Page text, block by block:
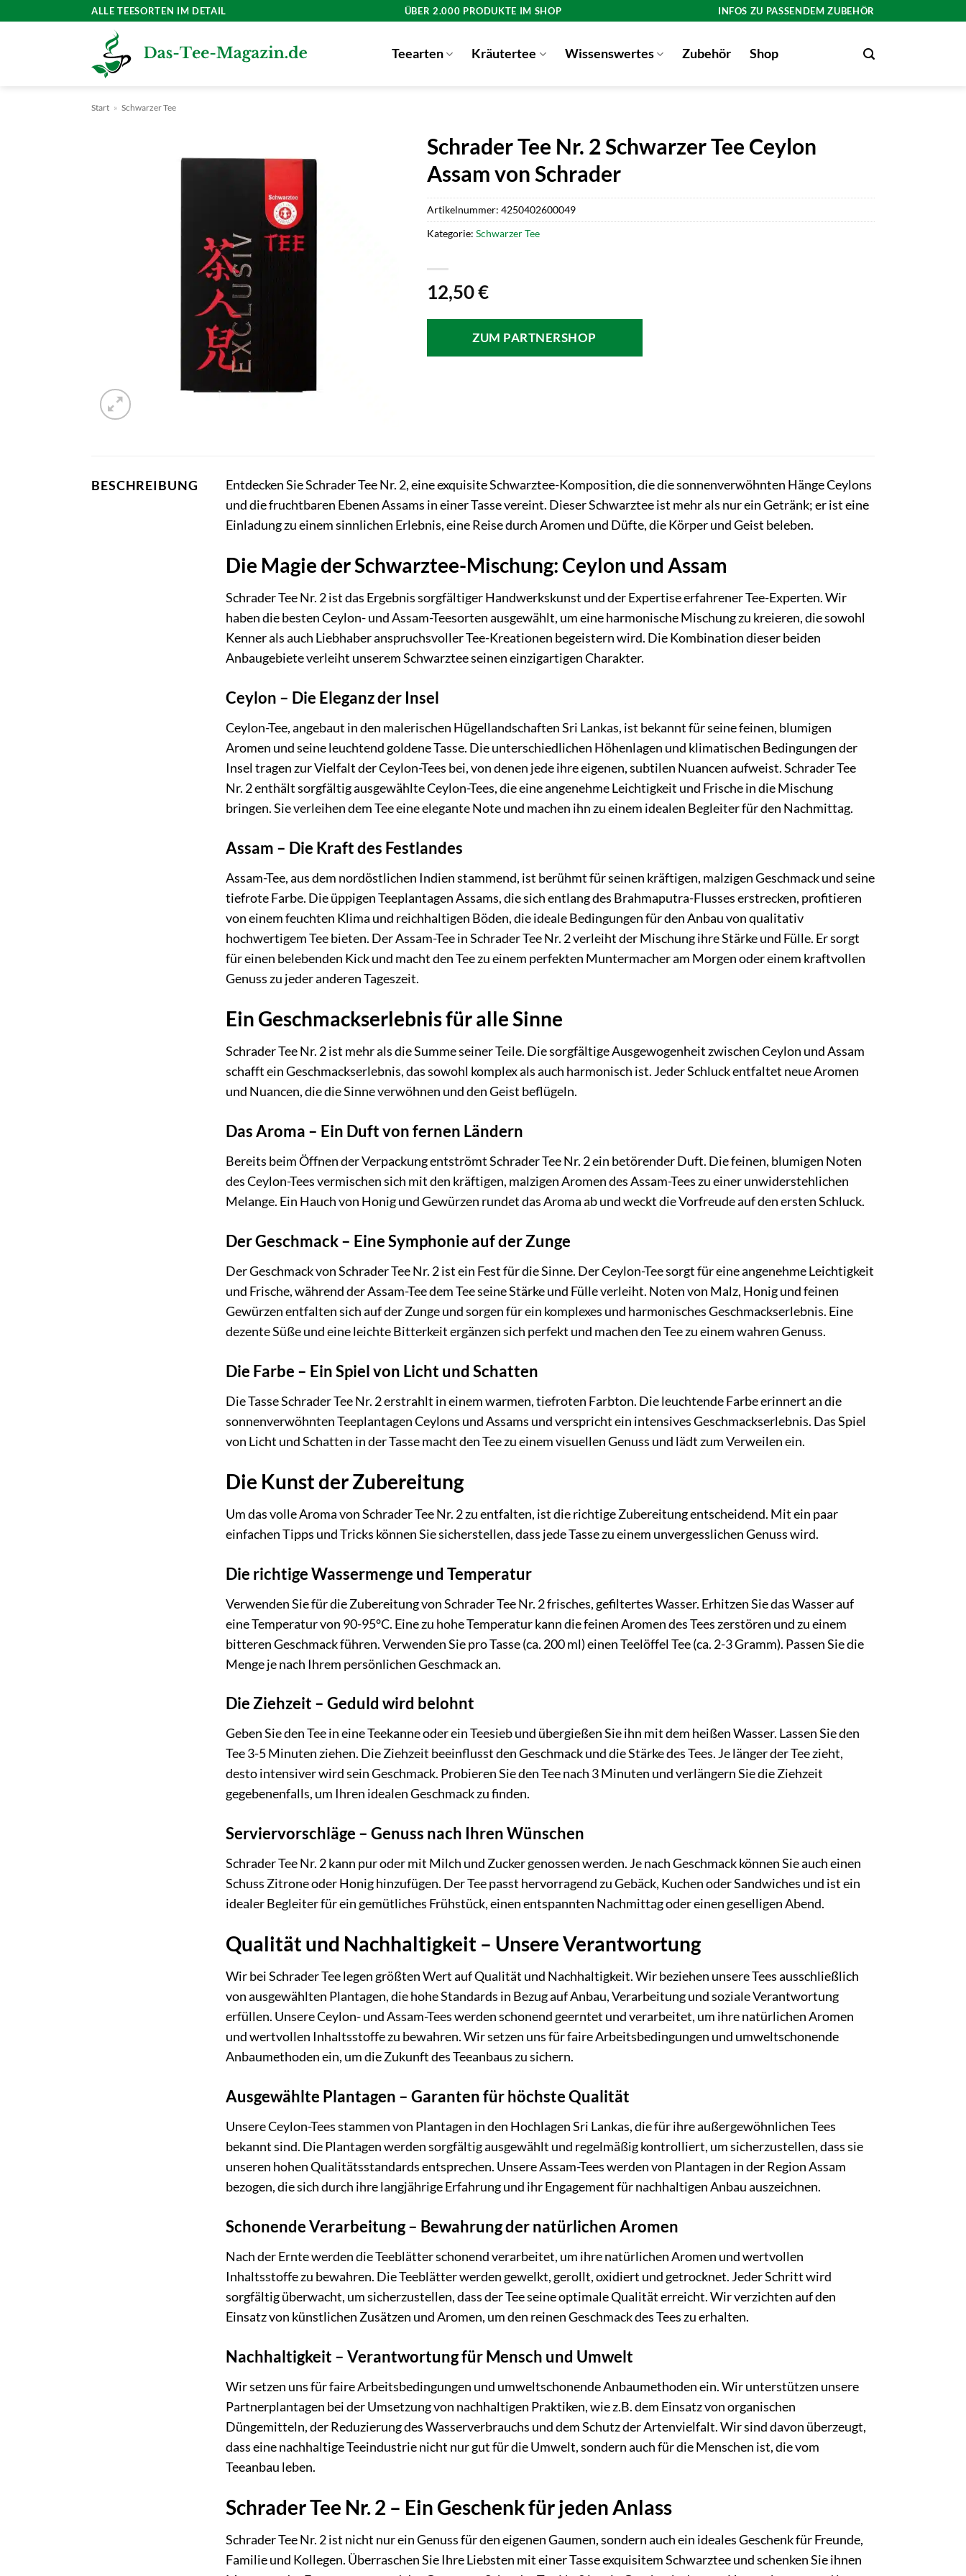
ALLE TEESORTEN IM DETAIL ÜBER 2.000 PRODUKTE IM SHOP INFOS ZU PASSENDEM ZUBEHÖR
Teearten Kräutertee Wissenswertes Zubehör Shop
Start » Schwarzer Tee
Schrader Tee Nr. 2 Schwarzer Tee Ceylon
Assam von Schrader
12,50€
ZUM PARTNERSHOP
Artikelnummer: 4250402600049
Kategorie: Schwarzer Tee
BESCHREIBUNG
Entdecken Sie Schrader Tee Nr. 2, eine exquisite Schwarztee-Komposition, die die sonnenverwöhnten Hänge Ceylons
und die fruchtbaren Ebenen Assams in einer Tasse vereint. Dieser Schwarztee ist mehr als nur ein Getränk; er ist eine
Einladung zu einem sinnlichen Erlebnis, eine Reise durch Aromen und Düfte, die Körper und Geist beleben.
Die Magie der Schwarztee-Mischung: Ceylon und Assam
Schrader Tee Nr. 2 ist das Ergebnis sorgfältiger Handwerkskunst und der Expertise erfahrener Tee-Experten. Wir
haben die besten Ceylon- und Assam-Teesorten ausgewählt, um eine harmonische Mischung zu kreieren, die sowohl
Kenner als auch Liebhaber anspruchsvoller Tee-Kreationen begeistern wird. Die Kombination dieser beiden
Anbaugebiete verleiht unserem Schwarztee seinen einzigartigen Charakter.
Ceylon – Die Eleganz der Insel
Ceylon-Tee, angebaut in den malerischen Hügellandschaften Sri Lankas, ist bekannt für seine feinen, blumigen
Aromen und seine leuchtend goldene Tasse. Die unterschiedlichen Höhenlagen und klimatischen Bedingungen der
Insel tragen zur Vielfalt der Ceylon-Tees bei, von denen jede ihre eigenen, subtilen Nuancen aufweist. Schrader Tee
Nr. 2 enthält sorgfältig ausgewählte Ceylon-Tees, die eine angenehme Leichtigkeit und Frische in die Mischung
bringen. Sie verleihen dem Tee eine elegante Note und machen ihn zu einem idealen Begleiter für den Nachmittag.
Assam – Die Kraft des Festlandes
Assam-Tee, aus dem nordöstlichen Indien stammend, ist berühmt für seinen kräftigen, malzigen Geschmack und seine
tiefrote Farbe. Die üppigen Teeplantagen Assams, die sich entlang des Brahmaputra-Flusses erstrecken, profitieren
von einem feuchten Klima und reichhaltigen Böden, die ideale Bedingungen für den Anbau von qualitativ
hochwertigem Tee bieten. Der Assam-Tee in Schrader Tee Nr. 2 verleiht der Mischung ihre Stärke und Fülle. Er sorgt
für einen belebenden Kick und macht den Tee zu einem perfekten Muntermacher am Morgen oder einem kraftvollen
Genuss zu jeder anderen Tageszeit.
Ein Geschmackserlebnis für alle Sinne
Schrader Tee Nr. 2 ist mehr als die Summe seiner Teile. Die sorgfältige Ausgewogenheit zwischen Ceylon und Assam
schafft ein Geschmackserlebnis, das sowohl komplex als auch harmonisch ist. Jeder Schluck entfaltet neue Aromen
und Nuancen, die die Sinne verwöhnen und den Geist beflügeln.
Das Aroma – Ein Duft von fernen Ländern
Bereits beim Öffnen der Verpackung entströmt Schrader Tee Nr. 2 ein betörender Duft. Die feinen, blumigen Noten
des Ceylon-Tees vermischen sich mit den kräftigen, malzigen Aromen des Assam-Tees zu einer unwiderstehlichen
Melange. Ein Hauch von Honig und Gewürzen rundet das Aroma ab und weckt die Vorfreude auf den ersten Schluck.
Der Geschmack – Eine Symphonie auf der Zunge
Der Geschmack von Schrader Tee Nr. 2 ist ein Fest für die Sinne. Der Ceylon-Tee sorgt für eine angenehme Leichtigkeit
und Frische, während der Assam-Tee dem Tee seine Stärke und Fülle verleiht. Noten von Malz, Honig und feinen
Gewürzen entfalten sich auf der Zunge und sorgen für ein komplexes und harmonisches Geschmackserlebnis. Eine
dezente Süße und eine leichte Bitterkeit ergänzen sich perfekt und machen den Tee zu einem wahren Genuss.
Die Farbe – Ein Spiel von Licht und Schatten
Die Tasse Schrader Tee Nr. 2 erstrahlt in einem warmen, tiefroten Farbton. Die leuchtende Farbe erinnert an die
sonnenverwöhnten Teeplantagen Ceylons und Assams und verspricht ein intensives Geschmackserlebnis. Das Spiel
von Licht und Schatten in der Tasse macht den Tee zu einem visuellen Genuss und lädt zum Verweilen ein.
Die Kunst der Zubereitung
Um das volle Aroma von Schrader Tee Nr. 2 zu entfalten, ist die richtige Zubereitung entscheidend. Mit ein paar
einfachen Tipps und Tricks können Sie sicherstellen, dass jede Tasse zu einem unvergesslichen Genuss wird.
Die richtige Wassermenge und Temperatur
Verwenden Sie für die Zubereitung von Schrader Tee Nr. 2 frisches, gefiltertes Wasser. Erhitzen Sie das Wasser auf
eine Temperatur von 90-95°C. Eine zu hohe Temperatur kann die feinen Aromen des Tees zerstören und zu einem
bitteren Geschmack führen. Verwenden Sie pro Tasse (ca. 200 ml) einen Teelöffel Tee (ca. 2-3 Gramm). Passen Sie die
Menge je nach Ihrem persönlichen Geschmack an.
Die Ziehzeit – Geduld wird belohnt
Geben Sie den Tee in eine Teekanne oder ein Teesieb und übergießen Sie ihn mit dem heißen Wasser. Lassen Sie den
Tee 3-5 Minuten ziehen. Die Ziehzeit beeinflusst den Geschmack und die Stärke des Tees. Je länger der Tee zieht,
desto intensiver wird sein Geschmack. Probieren Sie den Tee nach 3 Minuten und verlängern Sie die Ziehzeit
gegebenenfalls, um Ihren idealen Geschmack zu finden.
Serviervorschläge – Genuss nach Ihren Wünschen
Schrader Tee Nr. 2 kann pur oder mit Milch und Zucker genossen werden. Je nach Geschmack können Sie auch einen
Schuss Zitrone oder Honig hinzufügen. Der Tee passt hervorragend zu Gebäck, Kuchen oder Sandwiches und ist ein
idealer Begleiter für ein gemütliches Frühstück, einen entspannten Nachmittag oder einen geselligen Abend.
Qualität und Nachhaltigkeit – Unsere Verantwortung
Wir bei Schrader Tee legen größten Wert auf Qualität und Nachhaltigkeit. Wir beziehen unsere Tees ausschließlich
von ausgewählten Plantagen, die hohe Standards in Bezug auf Anbau, Verarbeitung und soziale Verantwortung
erfüllen. Unsere Ceylon- und Assam-Tees werden schonend geerntet und verarbeitet, um ihre natürlichen Aromen
und wertvollen Inhaltsstoffe zu bewahren. Wir setzen uns für faire Arbeitsbedingungen und umweltschonende
Anbaumethoden ein, um die Zukunft des Teeanbaus zu sichern.
Ausgewählte Plantagen – Garanten für höchste Qualität
Unsere Ceylon-Tees stammen von Plantagen in den Hochlagen Sri Lankas, die für ihre außergewöhnlichen Tees
bekannt sind. Die Plantagen werden sorgfältig ausgewählt und regelmäßig kontrolliert, um sicherzustellen, dass sie
unseren hohen Qualitätsstandards entsprechen. Unsere Assam-Tees werden von Plantagen in der Region Assam
bezogen, die sich durch ihre langjährige Erfahrung und ihr Engagement für nachhaltigen Anbau auszeichnen.
Schonende Verarbeitung – Bewahrung der natürlichen Aromen
Nach der Ernte werden die Teeblätter schonend verarbeitet, um ihre natürlichen Aromen und wertvollen
Inhaltsstoffe zu bewahren. Die Teeblätter werden gewelkt, gerollt, oxidiert und getrocknet. Jeder Schritt wird
sorgfältig überwacht, um sicherzustellen, dass der Tee seine optimale Qualität erreicht. Wir verzichten auf den
Einsatz von künstlichen Zusätzen und Aromen, um den reinen Geschmack des Tees zu erhalten.
Nachhaltigkeit – Verantwortung für Mensch und Umwelt
Wir setzen uns für faire Arbeitsbedingungen und umweltschonende Anbaumethoden ein. Wir unterstützen unsere
Partnerplantagen bei der Umsetzung von nachhaltigen Praktiken, wie z.B. dem Einsatz von organischen
Düngemitteln, der Reduzierung des Wasserverbrauchs und dem Schutz der Artenvielfalt. Wir sind davon überzeugt,
dass eine nachhaltige Teeindustrie nicht nur gut für die Umwelt, sondern auch für die Menschen ist, die vom
Teeanbau leben.
Schrader Tee Nr. 2 – Ein Geschenk für jeden Anlass
Schrader Tee Nr. 2 ist nicht nur ein Genuss für den eigenen Gaumen, sondern auch ein ideales Geschenk für Freunde,
Familie und Kollegen. Überraschen Sie Ihre Liebsten mit einer Tasse exquisitem Schwarztee und schenken Sie ihnen